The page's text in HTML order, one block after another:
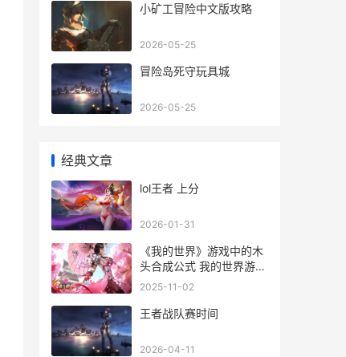
小矿工冒险中文版攻略
2026-05-25
冒险岛死守玩具城
2026-05-25
经典文章
lol王者 上分
2026-01-31
《我的世界》游戏中的木
头合成公式 我的世界游戏
对孩子有什么影响
2025-11-02
王者战队赛时间
2026-04-11